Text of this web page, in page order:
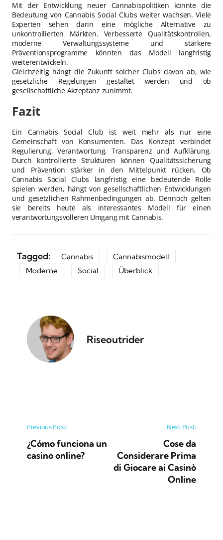
Mit der Entwicklung neuer Cannabispolitiken könnte die
Bedeutung von Cannabis Social Clubs weiter wachsen. Viele
Experten sehen darin eine mögliche Alternative zu
unkontrollierten Märkten. Verbesserte Qualitätskontrollen,
moderne Verwaltungssysteme und stärkere
Präventionsprogramme könnten das Modell langfristig
weiterentwickeln.
Gleichzeitig hängt die Zukunft solcher Clubs davon ab, wie
gesetzliche Regelungen gestaltet werden und ob
gesellschaftliche Akzeptanz zunimmt.
Fazit
Ein Cannabis Social Club ist weit mehr als nur eine
Gemeinschaft von Konsumenten. Das Konzept verbindet
Regulierung, Verantwortung, Transparenz und Aufklärung.
Durch kontrollierte Strukturen können Qualitätssicherung
und Prävention stärker in den Mittelpunkt rücken. Ob
Cannabis Social Clubs langfristig eine bedeutende Rolle
spielen werden, hängt von gesellschaftlichen Entwicklungen
und gesetzlichen Rahmenbedingungen ab. Dennoch gelten
sie bereits heute als interessantes Modell für einen
verantwortungsvolleren Umgang mit Cannabis.
Tagged: Cannabis
Cannabismodell
Moderne
Social Überblick
Riseoutrider
Post navigation
Previous Post:
¿Cómo funciona un
casino online?
Next Post:
Cose da
Considerare Prima
di Giocare ai Casinò
Online